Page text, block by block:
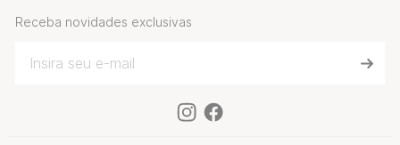
Receba novidades exclusivas